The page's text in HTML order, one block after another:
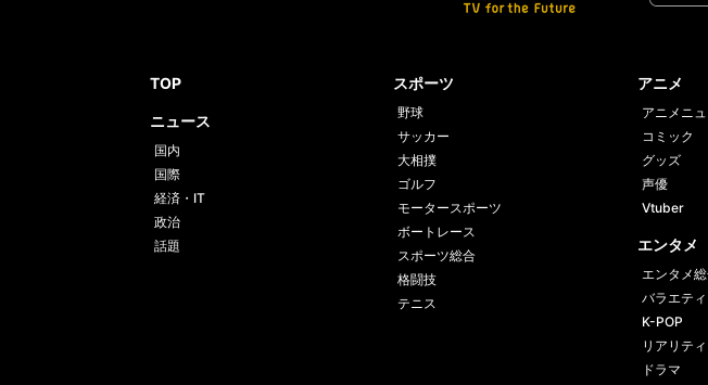
TOP
ニュース
国内
国際
経済・IT
政治
話題
スポーツ
野球
サッカー
大相撲
ゴルフ
モータースポーツ
ボートレース
スポーツ総合
格闘技
テニス
アニメ
アニメニ
コミック
グッズ
声優
Vtuber
エンタメ
エンタメ
バラエティ
K-POP
リアリテ
ドラマ